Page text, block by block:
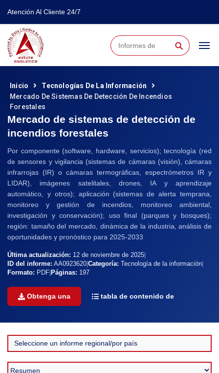
Atención Al Cliente 24/7
⚲
Inicio
Tecnologías De La Información
Mercado De Sistemas De Detección De Incendios
Forestales
Mercado de sistemas de detección de
incendios forestales
Por componente (software, hardware, servicios); tecnología (red
de sensores y vigilancia (sistemas de cámaras (visión), cámaras
infrarrojas (IR) o cámaras termográficas, espectrómetros IR y
LIDAR), imágenes satelitales, drones, IA y aprendizaje
automático, y otros); aplicación (sistemas de alerta temprana,
monitoreo y gestión de incendios, monitoreo ambiental,
investigación y conservación); uso final (parques y bosques);
región: tamaño del mercado, dinámica de la industria, análisis de
oportunidades y pronóstico para 2025-2033
Última actualización: 12 de noviembre de 2025
ID del informe: AA0923620 Categoría: Tecnología de la información
Formato: PDF Páginas: 197
Obtenga una tabla de contenido de